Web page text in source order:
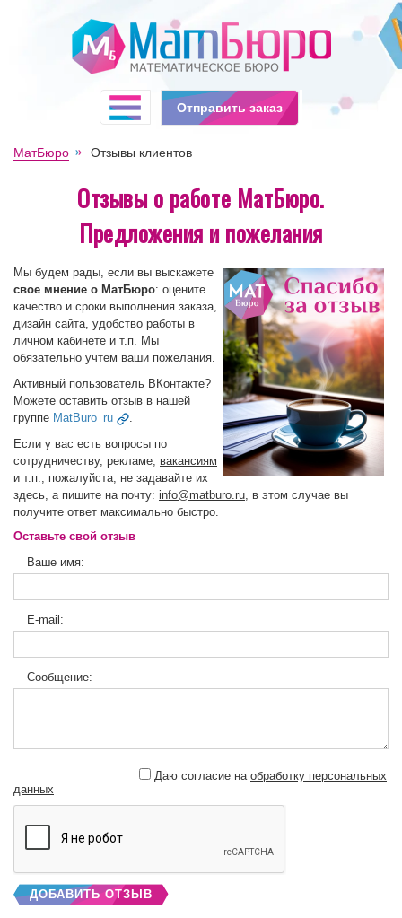
МатБюро Отзывы клиентов
Отзывы о работе МатБюро.
Предложения и пожелания
Мы будем рады, если вы выскажете
свое мнение о МатБюро: оцените
качество и сроки выполнения заказа,
дизайн сайта, удобство работы в
личном кабинете и т.п. Мы
обязательно учтем ваши пожелания.
Активный пользователь ВКонтакте?
Можете оставить отзыв в нашей
группе MatBuro_ru
.
Если у вас есть вопросы по
сотрудничеству, рекламе, вакансиям
и т.п., пожалуйста, не задавайте их
здесь, а пишите на почту: info@matburo.ru, в этом случае вы
получите ответ максимально быстро.
Оставьте свой отзыв
Ваше имя:
E-mail:
Сообщение:
Даю согласие на обработку персональных
данных
ДОБАВИТЬ ОТЗЫВ
Отправить заказ